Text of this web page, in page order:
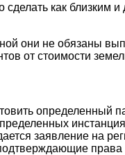
как близким и
они не обязаны
от стоимости
определенный
заявление на
права